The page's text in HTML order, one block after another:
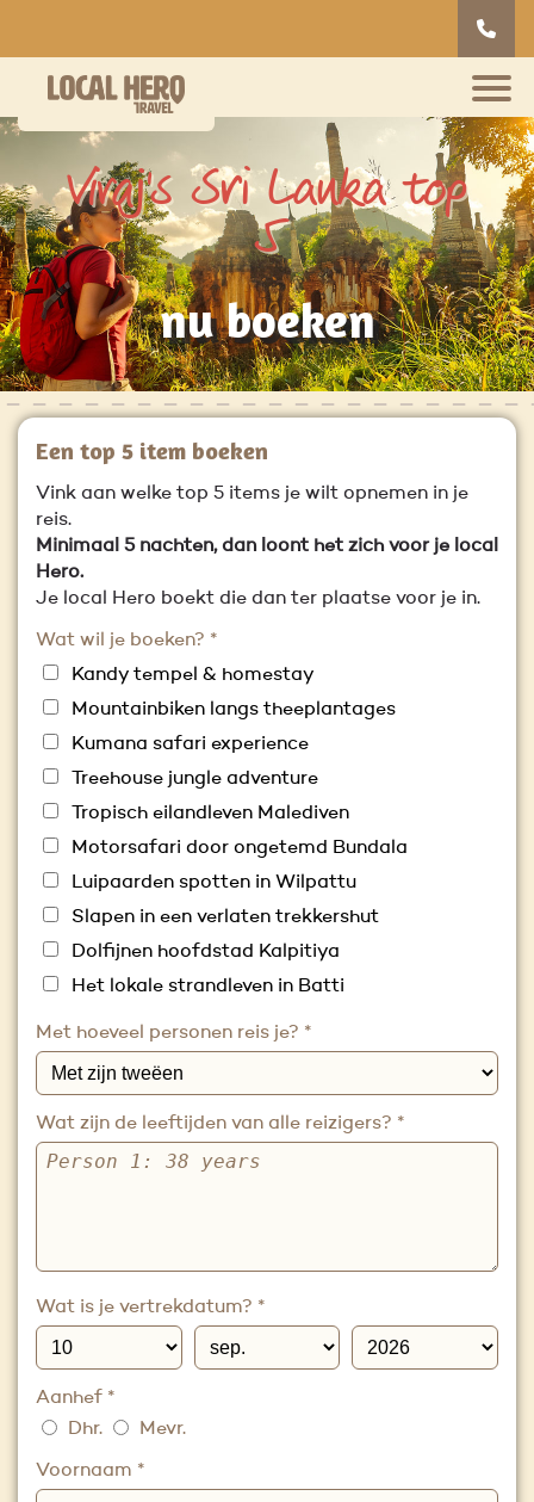
Viraj's Sri Lanka top
5
nu boeken
Een top 5 item boeken
Vink aan welke top 5 items je wilt opnemen in je
reis.
Minimaal 5 nachten, dan loont het zich voor je local
Hero.
Je local Hero boekt die dan ter plaatse voor je in.
Wat wil je boeken? *
Kandy tempel & homestay
Mountainbiken langs theeplantages
Kumana safari experience
Treehouse jungle adventure
Tropisch eilandleven Malediven
Motorsafari door ongetemd Bundala
Luipaarden spotten in Wilpattu
Slapen in een verlaten trekkershut
Dolfijnen hoofdstad Kalpitiya
Het lokale strandleven in Batti
Met hoeveel personen reis je? *
Wat zijn de leeftijden van alle reizigers? *
Wat is je vertrekdatum? *
Aanhef *
Dhr.
Mevr.
Voornaam *